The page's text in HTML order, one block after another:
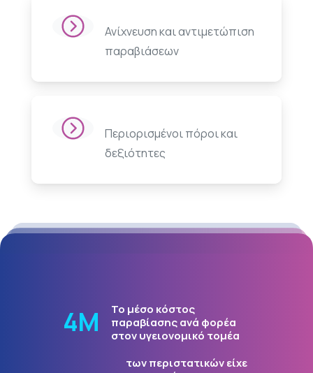
Ανίχνευση και αντιμετώπιση
παραβιάσεων
Περιορισμένοι πόροι και
δεξιότητες
5Μ
Το μέσο κόστος
παραβίασης ανά φορέα
στον υγειονομικό τομέα
των περιστατικών είχε